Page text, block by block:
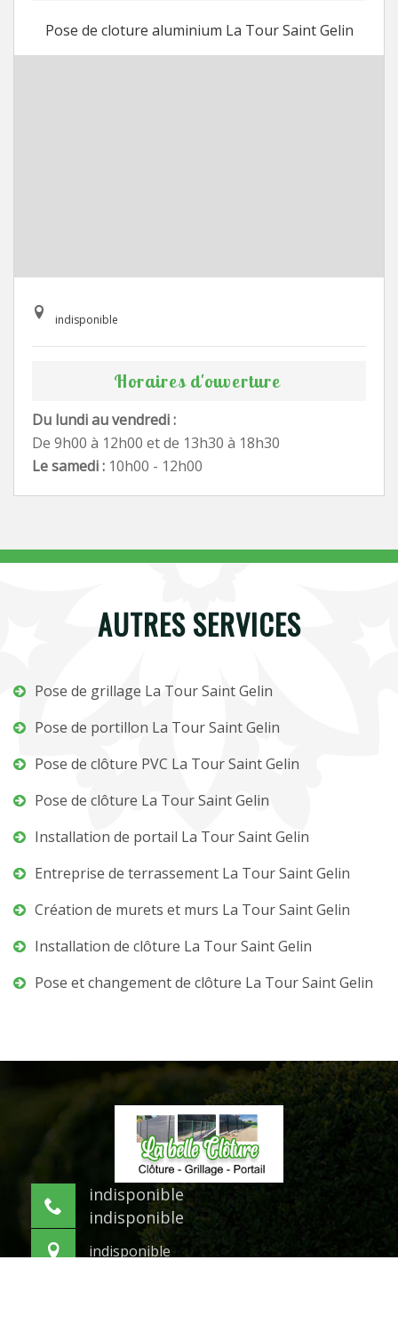
Pose de cloture aluminium La Tour Saint Gelin
indisponible
Horaires d'ouverture
Du lundi au vendredi :
De 9h00 à 12h00 et de 13h30 à 18h30
Le samedi : 10h00 - 12h00
AUTRES SERVICES
Pose de grillage La Tour Saint Gelin
Pose de portillon La Tour Saint Gelin
Pose de clôture PVC La Tour Saint Gelin
Pose de clôture La Tour Saint Gelin
Installation de portail La Tour Saint Gelin
Entreprise de terrassement La Tour Saint Gelin
Création de murets et murs La Tour Saint Gelin
Installation de clôture La Tour Saint Gelin
Pose et changement de clôture La Tour Saint Gelin
indisponible
indisponible
indisponible